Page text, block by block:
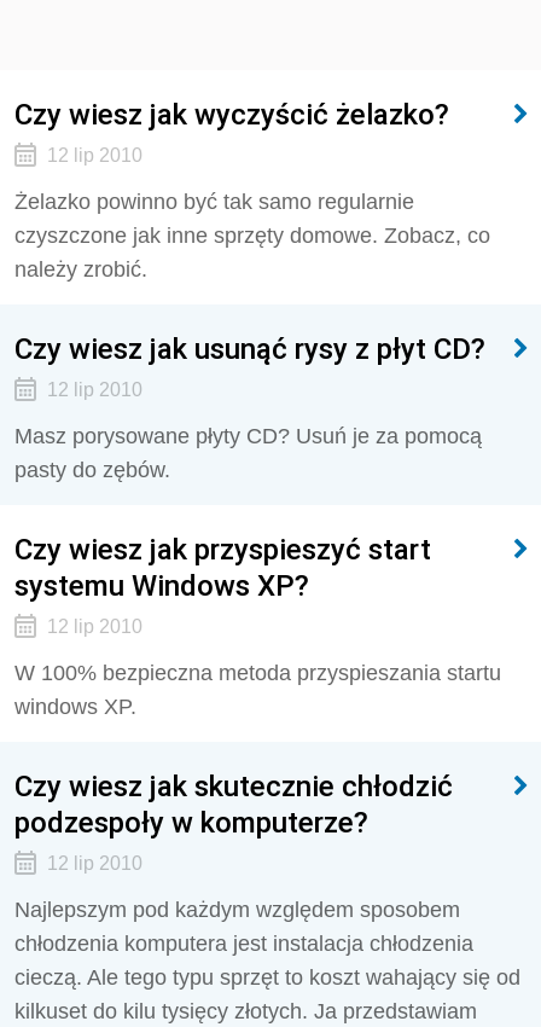
Czy wiesz jak wyczyścić żelazko?
12 lip 2010
Żelazko powinno być tak samo regularnie
czyszczone jak inne sprzęty domowe. Zobacz, co
należy zrobić.
Czy wiesz jak usunąć rysy z płyt CD?
12 lip 2010
Masz porysowane płyty CD? Usuń je za pomocą
pasty do zębów.
Czy wiesz jak przyspieszyć start
systemu Windows XP?
12 lip 2010
W 100% bezpieczna metoda przyspieszania startu
windows XP.
Czy wiesz jak skutecznie chłodzić
podzespoły w komputerze?
12 lip 2010
Najlepszym pod każdym względem sposobem
chłodzenia komputera jest instalacja chłodzenia
cieczą. Ale tego typu sprzęt to koszt wahający się od
kilkuset do kilu tysięcy złotych. Ja przedstawiam